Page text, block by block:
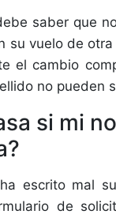
saber que
su vuelo de
el cambio
no pueden
si mi
escrito mal
de